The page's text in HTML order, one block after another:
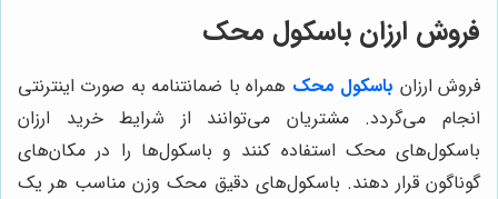
فروش ارزان باسکول محک
فروش ارزان باسکول محک همراه با ضمانتنامه به صورت اینترنتی
انجام می‌گردد. مشتریان می‌توانند از شرایط خرید ارزان
باسکول‌های محک استفاده کنند و باسکول‌ها را در مکان‌های
گوناگون قرار دهند. باسکول‌های دقیق محک وزن مناسب هر یک